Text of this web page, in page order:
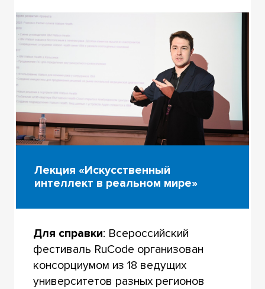
Лекция «Искусственный
интеллект в реальном мире»
Для справки: Всероссийский
фестиваль RuCode организован
консорциумом из 18 ведущих
университетов разных регионов